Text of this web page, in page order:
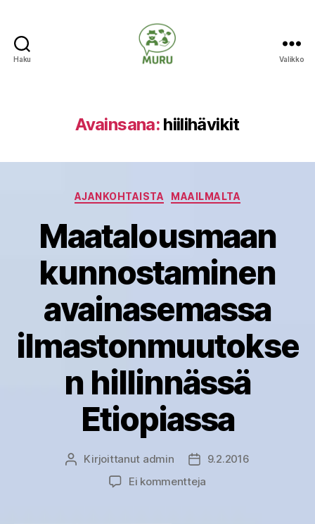
Haku Valikko
Avainsana: hiilihävikit
Kategoriat
AJANKOHTAISTA MAAILMALTA
Maatalousmaan
kunnostaminen
avainasemassa
ilmastonmuutokse
n hillinnässä
Etiopiassa
Kirjoittaja
Kirjoittanut admin Julkaisupäivämäärä
9.2.2016
Ei kommentteja